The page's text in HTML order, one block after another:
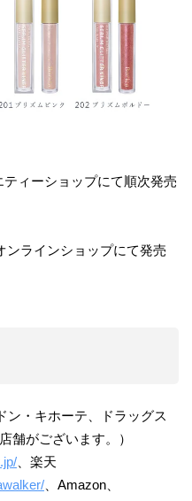
ィーショップにて順次発売
ンラインショップにて発売
ン・キホーテ、ドラッグス
舗がございます。）
、楽天
、Amazon、